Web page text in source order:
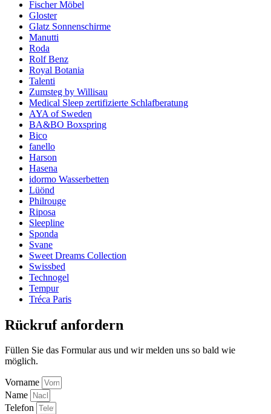
Fischer Möbel
Gloster
Glatz Sonnenschirme
Manutti
Roda
Rolf Benz
Royal Botania
Talenti
Zumsteg by Willisau
Medical Sleep zertifizierte Schlafberatung
AYA of Sweden
BA&BO Boxspring
Bico
fanello
Harson
Hasena
idormo Wasserbetten
Lüönd
Philrouge
Riposa
Sleepline
Sponda
Svane
Sweet Dreams Collection
Swissbed
Technogel
Tempur
Tréca Paris
Rückruf anfordern
Füllen Sie das Formular aus und wir melden uns so bald wie
möglich.
Vorname
Name
Telefon